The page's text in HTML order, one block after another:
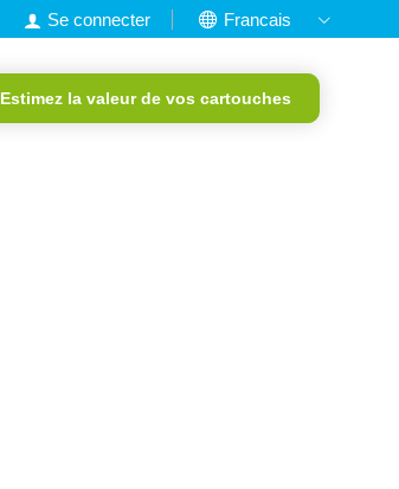
Se connecter
Francais
English
Estimez la valeur de vos cartouches